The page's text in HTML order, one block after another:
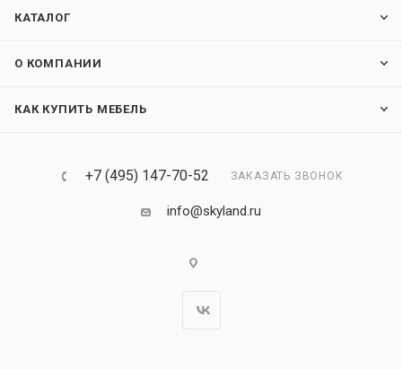
КАТАЛОГ
О КОМПАНИИ
КАК КУПИТЬ МЕБЕЛЬ
+7 (495) 147-70-52 ЗАКАЗАТЬ ЗВОНОК
info@skyland.ru